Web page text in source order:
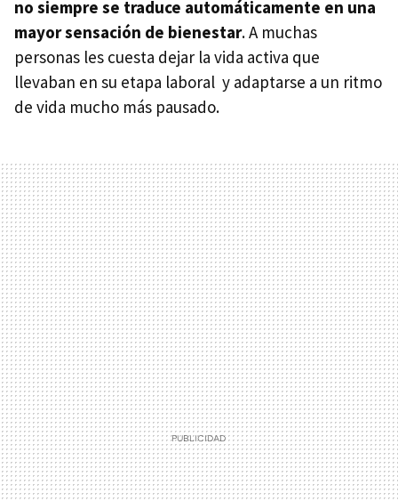
no siempre se traduce automáticamente en una
mayor sensación de bienestar. A muchas
personas les cuesta dejar la vida activa que
llevaban en su etapa laboral y adaptarse a un ritmo
de vida mucho más pausado.